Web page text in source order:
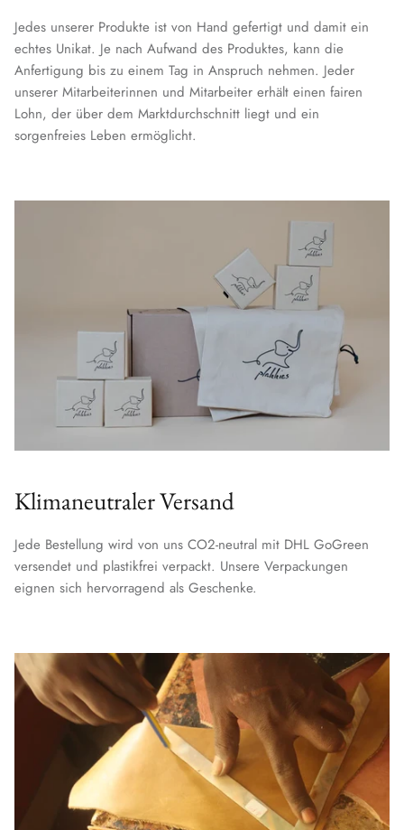
Jedes unserer Produkte ist von Hand gefertigt und damit ein
echtes Unikat. Je nach Aufwand des Produktes, kann die
Anfertigung bis zu einem Tag in Anspruch nehmen. Jeder
unserer Mitarbeiterinnen und Mitarbeiter erhält einen fairen
Lohn, der über dem Marktdurchschnitt liegt und ein
sorgenfreies Leben ermöglicht.
Klimaneutraler Versand
Jede Bestellung wird von uns CO2-neutral mit DHL GoGreen
versendet und plastikfrei verpackt. Unsere Verpackungen
eignen sich hervorragend als Geschenke.